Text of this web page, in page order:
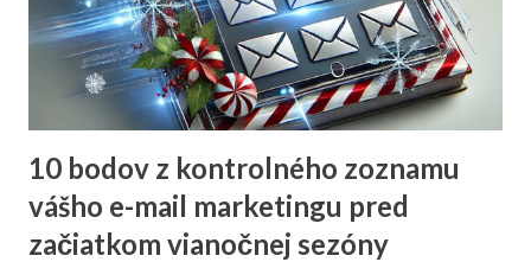
10 bodov z kontrolného zoznamu
vášho e-mail marketingu pred
začiatkom vianočnej sezóny